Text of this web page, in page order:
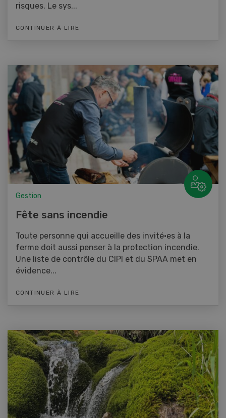
risques. Le sys...
CONTINUER À LIRE
Gestion
Fête sans incendie
Toute personne qui accueille des invité·es à la
ferme doit aussi penser à la protection incendie.
Une liste de contrôle du CIPI et du SPAA met en
évidence...
CONTINUER À LIRE